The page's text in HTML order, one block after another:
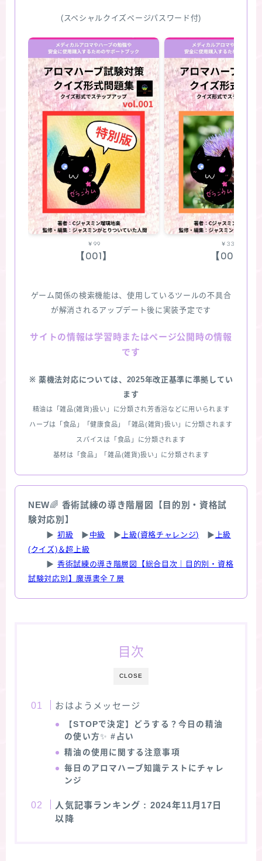
(スペシャルクイズページパスワード付)
￥99
【001】
￥330
【002】
ゲーム関係の検索機能は、使用しているツールの不具合
が解消されるアップデート後に実装予定です
サイトの情報は学習時またはページ公開時の情報
です
※ 薬機法対応については、2025年改正基準に準拠してい
ます
精油は「雑品(雑貨)扱い」に分類され芳香浴などに用いられます
ハーブは「食品」「健康食品」「雑品(雑貨)扱い」に分類されます
スパイスは「食品」に分類されます
基材は「食品」「雑品(雑貨)扱い」に分類されます
NEW🌈 香術試練の導き階層図【目的別・資格試
験対応別】
▶ 初級 ▶ 中級 ▶ 上級(資格チャレンジ) ▶ 上級
(クイズ)＆超上級
▶ 香術試練の導き階層図【総合目次｜目的別・資格
試験対応別】魔導書全７層
CLOSE
目次
おはようメッセージ
【STOPで決定】どうする？今日の精油
の使い方✨ #占い
精油の使用に関する注意事項
毎日のアロマハーブ知識テストにチャレ
ンジ
人気記事ランキング : 2024年11月17日
以降